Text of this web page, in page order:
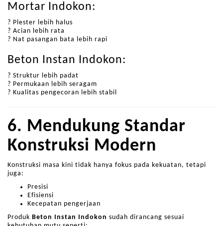
Mortar Indokon:
? Plester lebih halus
? Acian lebih rata
? Nat pasangan bata lebih rapi
Beton Instan Indokon:
? Struktur lebih padat
? Permukaan lebih seragam
? Kualitas pengecoran lebih stabil
6. Mendukung Standar
Konstruksi Modern
Konstruksi masa kini tidak hanya fokus pada kekuatan, tetapi
juga:
Presisi
Efisiensi
Kecepatan pengerjaan
Produk Beton Instan Indokon sudah dirancang sesuai